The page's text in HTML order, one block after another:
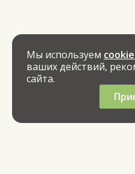
Мы используем
ваших действий,
сайта.